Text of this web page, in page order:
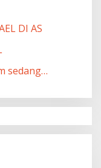
DI AS
sedang…